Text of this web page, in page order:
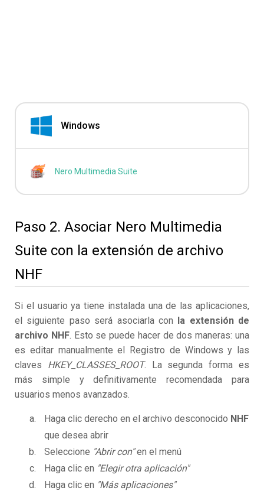
Windows
Nero Multimedia Suite
Paso 2. Asociar Nero Multimedia
Suite con la extensión de archivo
NHF
Si el usuario ya tiene instalada una de las aplicaciones,
el siguiente paso será asociarla con la extensión de
archivo NHF. Esto se puede hacer de dos maneras: una
es editar manualmente el Registro de Windows y las
claves HKEY_CLASSES_ROOT. La segunda forma es
más simple y definitivamente recomendada para
usuarios menos avanzados.
Haga clic derecho en el archivo desconocido NHF
que desea abrir
Seleccione "Abrir con"en el menú
Haga clic en "Elegir otra aplicación"
Haga clic en "Más aplicaciones"